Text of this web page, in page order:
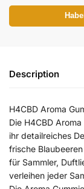
Description
H4CBD Aroma
Die H4CBD
ihr detailreiches
frische
für Sammler,
verleihen jeder